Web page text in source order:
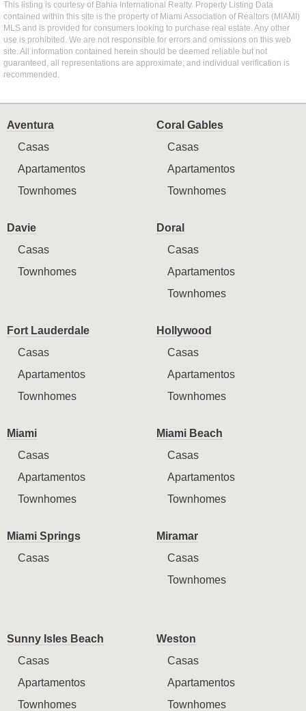
This listing is courtesy of Bahia International Realty. Property Listing Data
contained within this site is the property of Miami Association of Realtors (MIAMI)
MLS and is provided for consumers looking to purchase real estate. Any other
use is prohibited. We are not responsible for errors and omissions on this web
site. All information contained herein should be deemed reliable but not
guaranteed, all representations are approximate, and individual verification is
recommended.
Aventura
Casas
Apartamentos
Townhomes
Coral Gables
Casas
Apartamentos
Townhomes
Davie
Casas
Townhomes
Doral
Casas
Apartamentos
Townhomes
Fort Lauderdale
Casas
Apartamentos
Townhomes
Hollywood
Casas
Apartamentos
Townhomes
Miami
Casas
Apartamentos
Townhomes
Miami Beach
Casas
Apartamentos
Townhomes
Miami Springs
Casas
Miramar
Casas
Townhomes
Sunny Isles Beach
Casas
Apartamentos
Townhomes
Weston
Casas
Apartamentos
Townhomes